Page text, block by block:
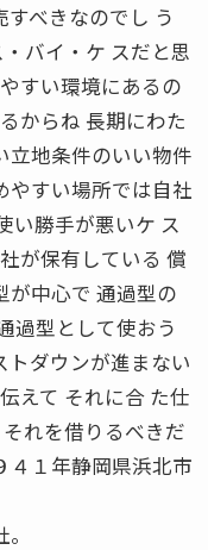
べきなのでし う
バイ・ケ スだと思
すい環境にあるの
からね 長期にわた
立地条件のいい物件
やすい場所では自社
い勝手が悪いケ ス
が保有している 償
が中心で 通過型の
過型として使おう
トダウンが進まない
えて それに合 た仕
れを借りるべきだ
１年静岡県浜北市